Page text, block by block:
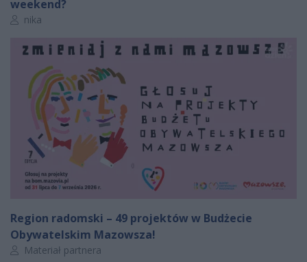
weekend?
Autor artykułu:
nika
Region radomski – 49 projektów w Budżecie
Obywatelskim Mazowsza!
Autor artykułu:
Materiał partnera